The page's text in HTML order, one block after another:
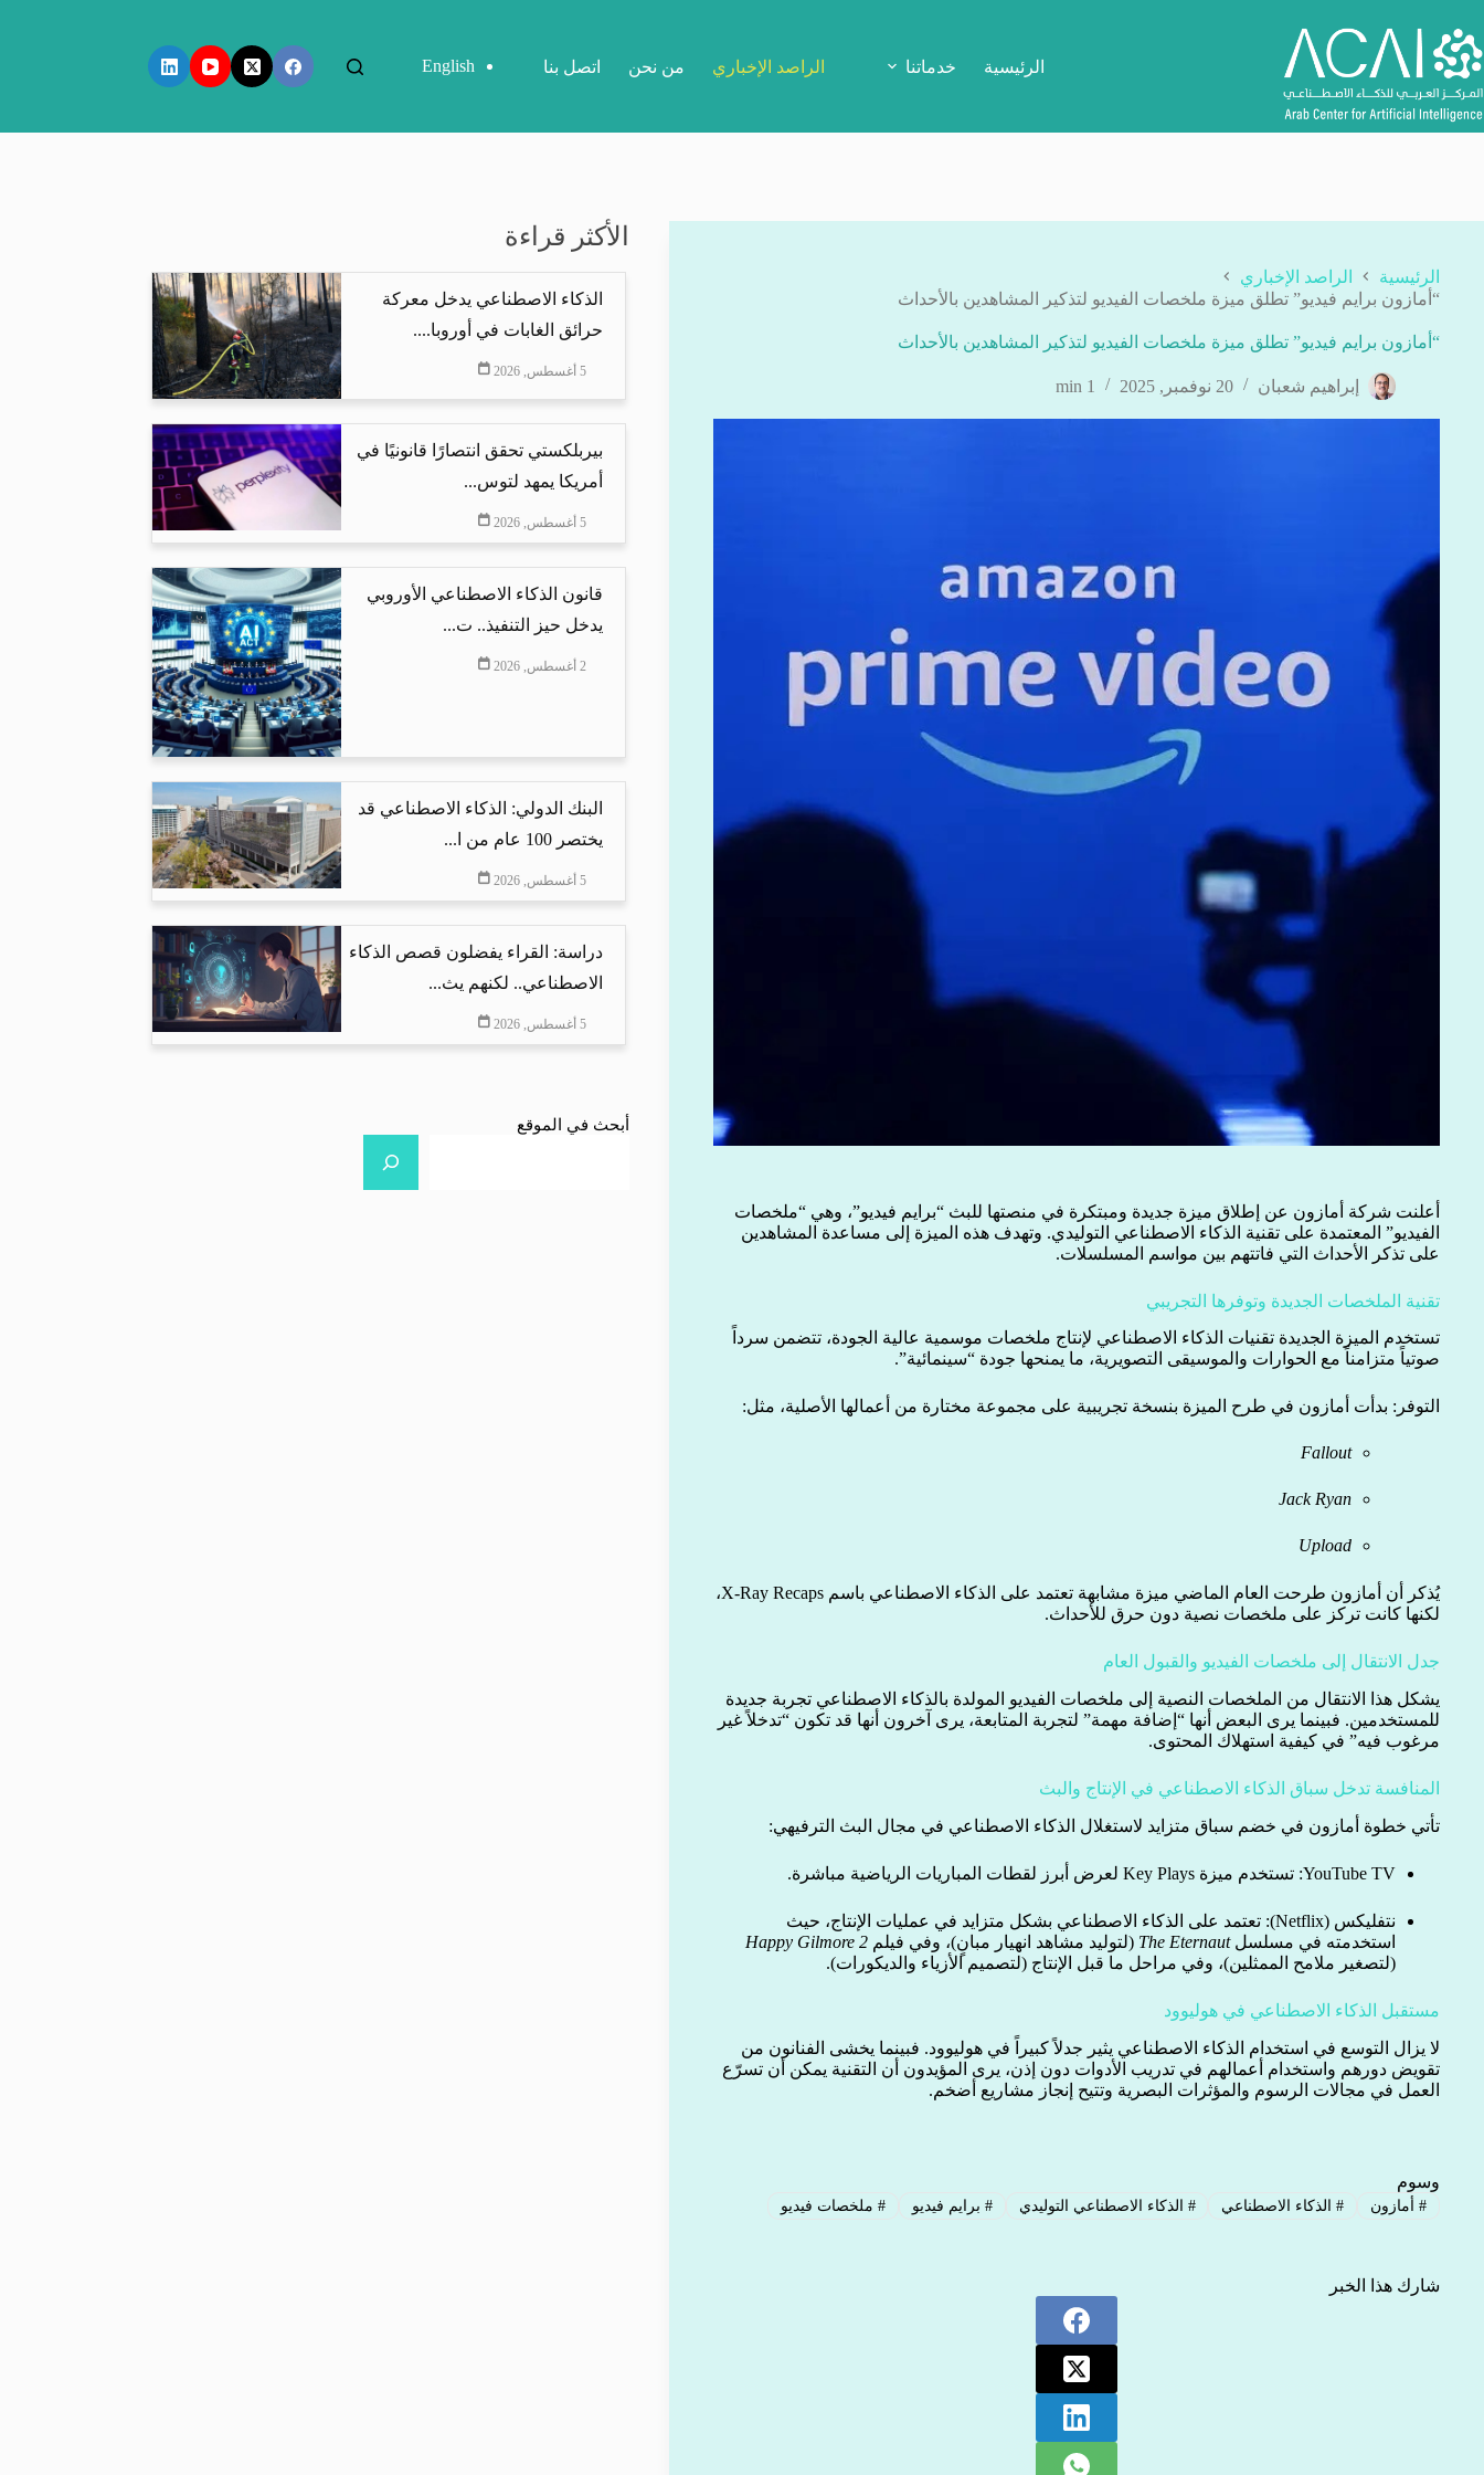
إلى
المحتوى
الرئيسية خدماتنا الراصد الإخباري من نحن اتصل بنا English
الرئيسية
الراصد الإخباري
“أمازون برايم فيديو” تطلق ميزة ملخصات الفيديو لتذكير المشاهدين بالأحداث
“أمازون برايم فيديو” تطلق ميزة ملخصات الفيديو لتذكير المشاهدين بالأحداث
إبراهيم شعبان 20 نوفمبر, 2025 1 min
أعلنت شركة أمازون عن إطلاق ميزة جديدة ومبتكرة في منصتها للبث “برايم فيديو”، وهي “ملخصات
الفيديو” المعتمدة على تقنية الذكاء الاصطناعي التوليدي. وتهدف هذه الميزة إلى مساعدة المشاهدين
على تذكر الأحداث التي فاتتهم بين مواسم المسلسلات.
تقنية الملخصات الجديدة وتوفرها التجريبي
تستخدم الميزة الجديدة تقنيات الذكاء الاصطناعي لإنتاج ملخصات موسمية عالية الجودة، تتضمن سرداً
صوتياً متزامناً مع الحوارات والموسيقى التصويرية، ما يمنحها جودة “سينمائية”.
التوفر: بدأت أمازون في طرح الميزة بنسخة تجريبية على مجموعة مختارة من أعمالها الأصلية، مثل:
Fallout
Jack Ryan
Upload
يُذكر أن أمازون طرحت العام الماضي ميزة مشابهة تعتمد على الذكاء الاصطناعي باسم X-Ray Recaps،
لكنها كانت تركز على ملخصات نصية دون حرق للأحداث.
جدل الانتقال إلى ملخصات الفيديو والقبول العام
يشكل هذا الانتقال من الملخصات النصية إلى ملخصات الفيديو المولدة بالذكاء الاصطناعي تجربة جديدة
للمستخدمين. فبينما يرى البعض أنها “إضافة مهمة” لتجربة المتابعة، يرى آخرون أنها قد تكون “تدخلاً غير
مرغوب فيه” في كيفية استهلاك المحتوى.
المنافسة تدخل سباق الذكاء الاصطناعي في الإنتاج والبث
تأتي خطوة أمازون في خضم سباق متزايد لاستغلال الذكاء الاصطناعي في مجال البث الترفيهي:
YouTube TV: تستخدم ميزة Key Plays لعرض أبرز لقطات المباريات الرياضية مباشرة.
نتفليكس (Netflix): تعتمد على الذكاء الاصطناعي بشكل متزايد في عمليات الإنتاج، حيث
استخدمته في مسلسلThe Eternaut (لتوليد مشاهد انهيار مبانٍ)، وفي فيلم Happy Gilmore 2
(لتصغير ملامح الممثلين)، وفي مراحل ما قبل الإنتاج (لتصميم الأزياء والديكورات).
مستقبل الذكاء الاصطناعي في هوليوود
لا يزال التوسع في استخدام الذكاء الاصطناعي يثير جدلاً كبيراً في هوليوود. فبينما يخشى الفنانون من
تقويض دورهم واستخدام أعمالهم في تدريب الأدوات دون إذن، يرى المؤيدون أن التقنية يمكن أن تسرّع
العمل في مجالات الرسوم والمؤثرات البصرية وتتيح إنجاز مشاريع أضخم.
وسوم
#أمازون #الذكاء الاصطناعي # الذكاء الاصطناعي التوليدي # برايم فيديو # ملخصات فيديو
شارك هذا الخبر
الأكثر قراءة
الذكاء الاصطناعي يدخل معركة
حرائق الغابات في أوروبا....
5 أغسطس, 2026
بيربلكستي تحقق انتصارًا قانونيًا في
أمريكا يمهد لتوس...
5 أغسطس, 2026
قانون الذكاء الاصطناعي الأوروبي
يدخل حيز التنفيذ.. ت...
2 أغسطس, 2026
البنك الدولي: الذكاء الاصطناعي قد
يختصر 100 عام من ا...
5 أغسطس, 2026
دراسة: القراء يفضلون قصص الذكاء
الاصطناعي.. لكنهم يث...
5 أغسطس, 2026
أبحث في الموقع